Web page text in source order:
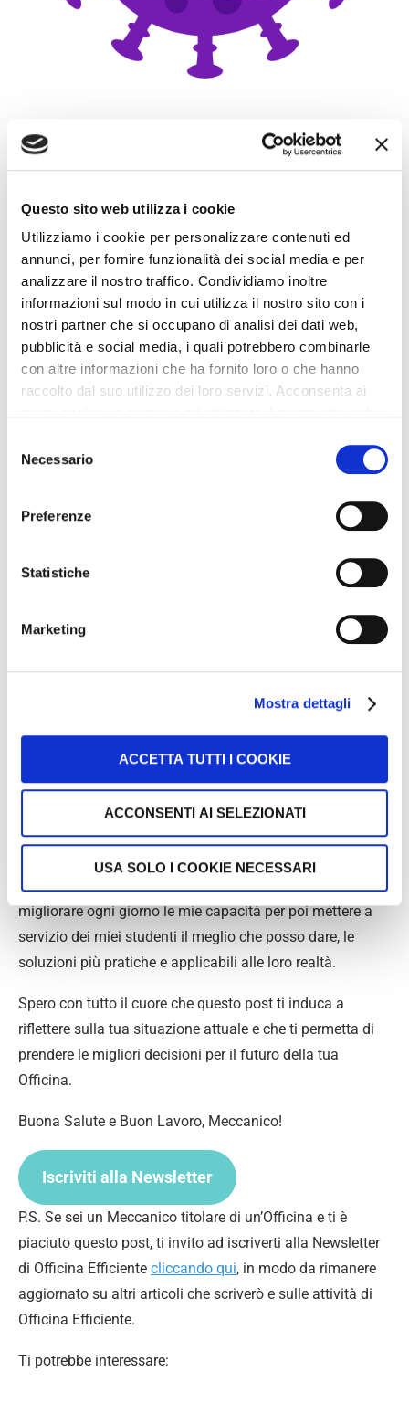
Questo sito web utilizza i cookie
Utilizziamo i cookie per personalizzare contenuti ed
annunci, per fornire funzionalità dei social media e per
analizzare il nostro traffico. Condividiamo inoltre
informazioni sul modo in cui utilizza il nostro sito con i
nostri partner che si occupano di analisi dei dati web,
pubblicità e social media, i quali potrebbero combinarle
con altre informazioni che ha fornito loro o che hanno
raccolto dal suo utilizzo dei loro servizi. Acconsenta ai
delNecessario
Preferenze
Statistiche
Marketing
Mostra dettagli
ACCETTA TUTTI I COOKIE
ACCONSENTI AI SELEZIONATI
USA SOLO I COOKIE NECESSARI
strada vedo chi si sta impegnando ancora di più in questo
i concorrenti, e si sa che il vantaggio è sempre una cosa
buona.
Il secondo avrà da lavorare non poco, ma non ha
alternative. O passa al livello superiore o indietreggia nel
gruppo inferiore, compromettendo anni e anni di lavoro.
Il terzo gruppo è destinato a “donare” il proprio lavoro, i
propri clienti ai primi due gruppi!
post, voglio che questo sia un post che vi faccia meditare,
L’unico consiglio che mi sento di darvi è quello di stare
formazione per la Gestione è il Marketing, perché se già
numero è destinato a moltiplicarsi in maniera
conoscenze specifiche, capacità di analisi, rapporto con
chi lavora
attitudini che apprendi in una notte, sono capacità che
richiedono anni per essere acquisite.
Capacità che io stesso mi domando tutti i giorni se
posseggo, e questo dubbio mi spinge a continuare a
studiare, a formarmi, ad apprendere, a lavorare per
migliorare ogni giorno le mie capacità per poi mettere a
servizio dei miei studenti il meglio che posso dare, le
soluzioni più pratiche e applicabili alle loro realtà.
Spero con tutto il cuore che questo post ti induca a
riflettere sulla tua situazione attuale e che ti permetta di
prendere le migliori decisioni per il futuro della tua
Officina.
Buona Salute e Buon Lavoro, Meccanico!
Iscriviti alla Newsletter
P.S. Se sei un Meccanico titolare di un’Officina e ti è
piaciuto questo post, ti invito ad iscriverti alla Newsletter
di Officina Efficiente cliccando qui, in modo da rimanere
aggiornato su altri articoli che scriverò e sulle attività di
Officina Efficiente.
Ti potrebbe interessare: